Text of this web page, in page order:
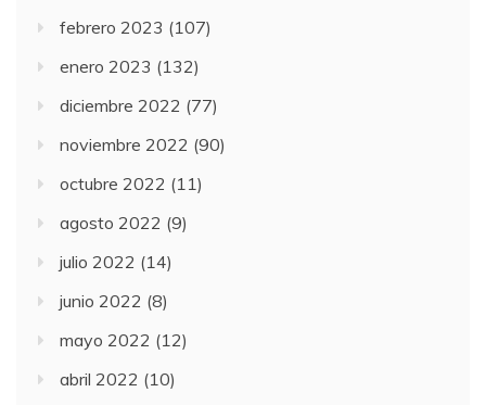
febrero 2023 (107)
enero 2023 (132)
diciembre 2022 (77)
noviembre 2022 (90)
octubre 2022 (11)
agosto 2022 (9)
julio 2022 (14)
junio 2022 (8)
mayo 2022 (12)
abril 2022 (10)